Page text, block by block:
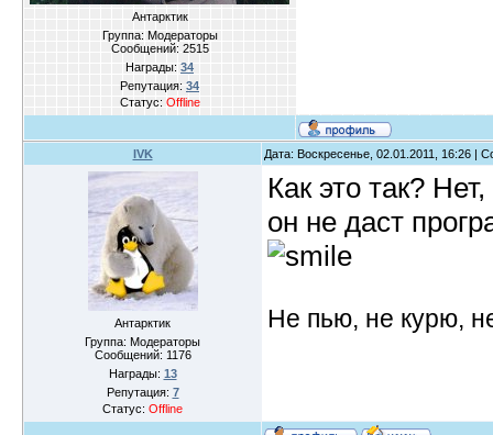
Антарктик
Группа: Модераторы
Сообщений: 2515
Награды: 34
Репутация: 34
Статус: Offline
IVK Дата: Воскресенье, 02.01.2011, 16:26 |
Антарктик
Группа: Модераторы
Сообщений: 1176
Награды: 13
Репутация: 7
Статус: Offline
Как это так?
он не даст
Не пью, не курю,